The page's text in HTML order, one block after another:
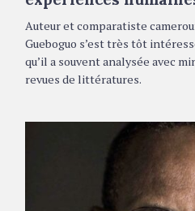
Auteur et comparatiste
Gueboguo s’est très tôt
qu’il a souvent analysée avec
revues de littératures.